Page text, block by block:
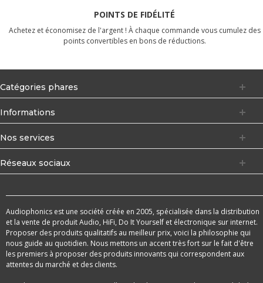
POINTS DE FIDÉLITÉ
Achetez et économisez de l'argent ! À chaque commande vous cumulez des
points convertibles en bons de réductions.
Catégories phares
Informations
Nos services
Réseaux sociaux
Audiophonics est une société créée en 2005, spécialisée dans la distribution
et la vente de produit Audio, HiFi, Do It Yourself et électronique sur internet.
Proposer des produits qualitatifs au meilleur prix, voici la philosophie qui
nous guide au quotidien. Nous mettons un accent très fort sur le fait d'être
les premiers à proposer des produits innovants qui correspondent aux
attentes du marché et des clients.